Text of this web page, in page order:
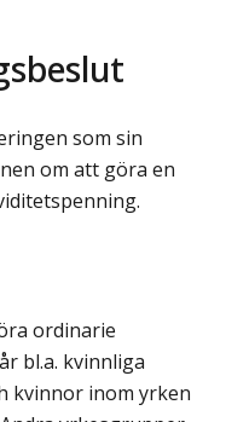
som sin
om att göra en
ordinarie
bl.a. kvinnliga
kvinnor inom yrken